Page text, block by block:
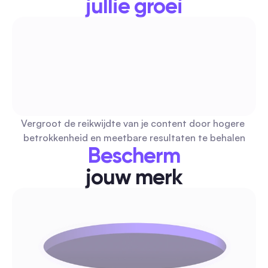
kant-en-klare batchworkflows. Voeg deze kopieer-en-plak
toe aan je automatiseringsstapel om uren te besparen en
risico's te verminderen.
Reactie- en DM-automatisering
betrokkenheid voor makers en marketeers (2026)
Een zorgvuldig samengestelde lijst van top e-nieuwsbrieven
reproduceerbare sociale automatiseringstactieken
trechters, reacties op opmerkingen, moderatie—getagd op
jullie groei
Vergroot de reikwijdte van je content door hogere
betrokkenheid en meetbare resultaten te behalen
Bescherm
jouw merk